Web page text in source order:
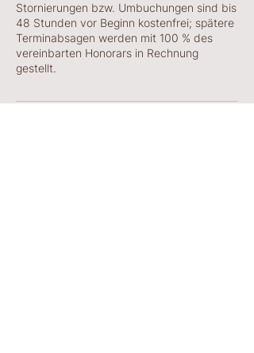
Stornierungen bzw. Umbuchungen sind bis
48 Stunden vor Beginn kostenfrei; spätere
Terminabsagen werden mit 100 % des
vereinbarten Honorars in Rechnung
gestellt.